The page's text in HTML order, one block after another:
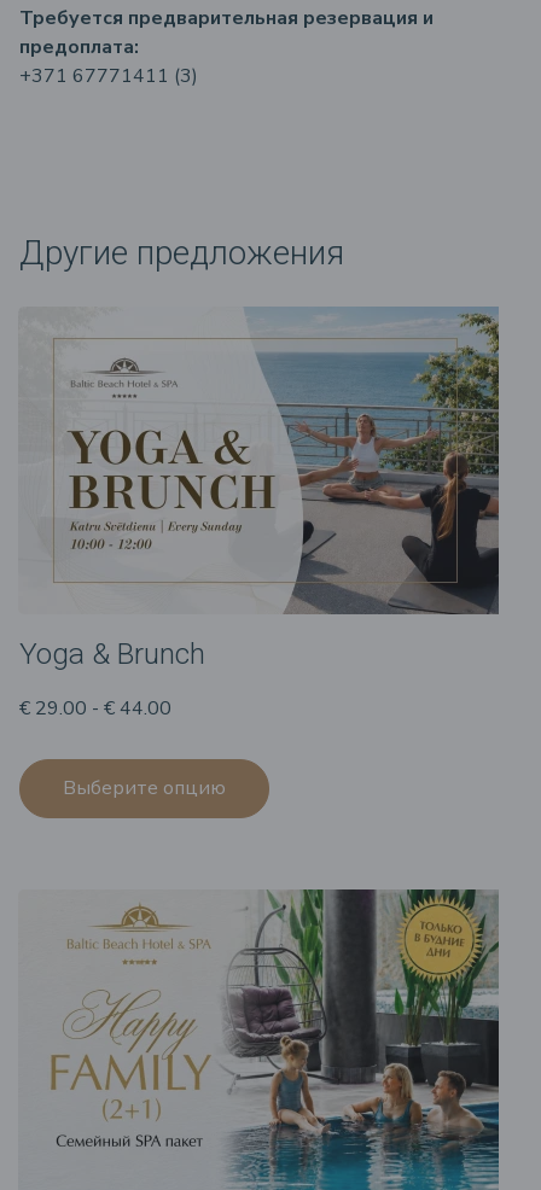
Требуется предварительная резервация и
предоплатa:
+371 67771411 (3)
Другие предложения
Yoga & Brunch
€ 29.00 - € 44.00
Выберите опцию